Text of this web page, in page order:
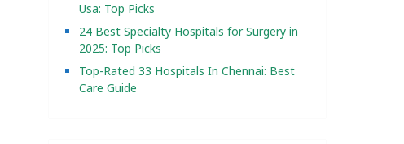
Usa: Top Picks
24 Best Specialty Hospitals for Surgery in
2025: Top Picks
Top-Rated 33 Hospitals In Chennai: Best
Care Guide